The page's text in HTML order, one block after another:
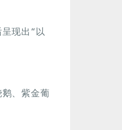
现出“以
、紫金葡